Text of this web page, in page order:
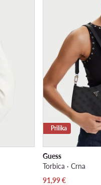
Prilika
Guess
Torbica · Crna
Trenutna cijena
91,99€